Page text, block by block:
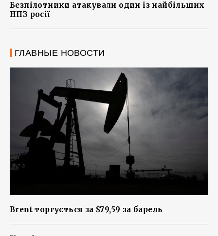
Безпілотники атакували один із найбільших
НПЗ росії
ГЛАВНЫЕ НОВОСТИ
Brent торгується за $79,59 за барель